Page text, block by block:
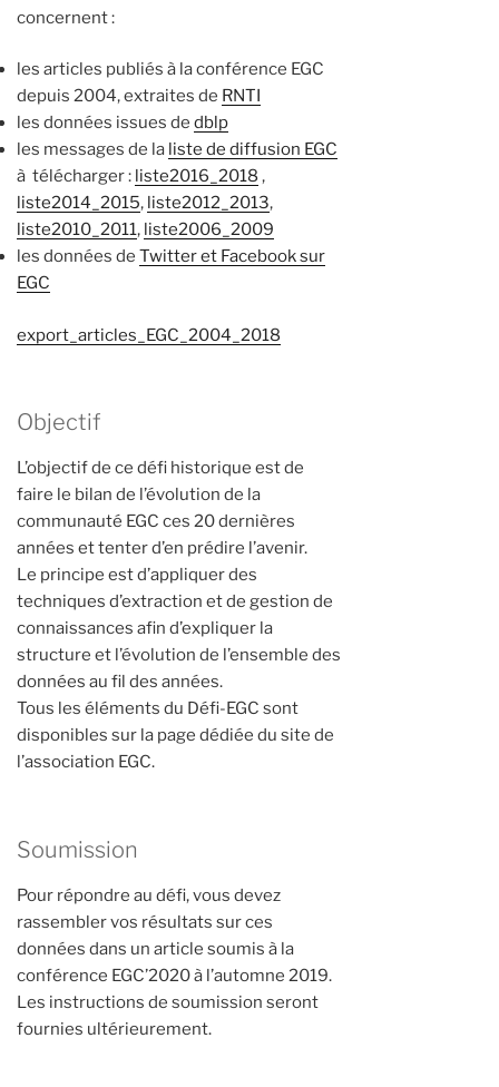
concernent :
les articles publiés à la conférence EGC
depuis 2004, extraites de RNTI
les données issues de dblp
les messages de la liste de diffusion EGC
à télécharger : liste2016_2018 ,
liste2014_2015, liste2012_2013,
liste2010_2011, liste2006_2009
les données de Twitter et Facebook sur
EGC
export_articles_EGC_2004_2018
Objectif
L’objectif de ce défi historique est de
faire le bilan de l’évolution de la
communauté EGC ces 20 dernières
années et tenter d’en prédire l’avenir.
Le principe est d’appliquer des
techniques d’extraction et de gestion de
connaissances afin d’expliquer la
structure et l’évolution de l’ensemble des
données au fil des années.
Tous les éléments du Défi-EGC sont
disponibles sur la page dédiée du site de
l’association EGC.
Soumission
Pour répondre au défi, vous devez
rassembler vos résultats sur ces
données dans un article soumis à la
conférence EGC’2020 à l’automne 2019.
Les instructions de soumission seront
fournies ultérieurement.